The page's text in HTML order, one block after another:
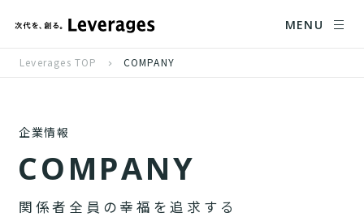
MENU
Leverages TOP COMPANY
企業情報
COMPANY
関 係者 全 員 の 幸 福 を追 求 す る